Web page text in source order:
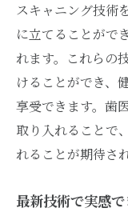
スキャニング技術
に立てることがで
れます。これらの
けることができ、
享受できます。歯
取り入れることで
れることが期待され
最新技術で実感